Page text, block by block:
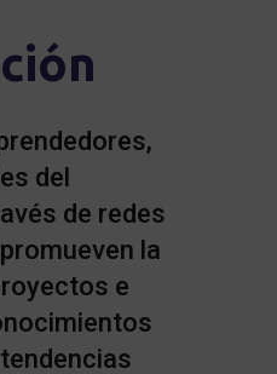
del
de redes
la
e